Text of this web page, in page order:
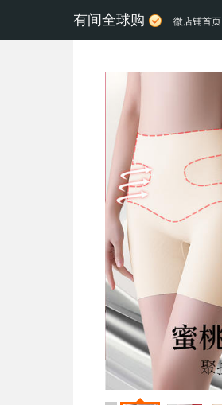
有间全球购 微店铺首页